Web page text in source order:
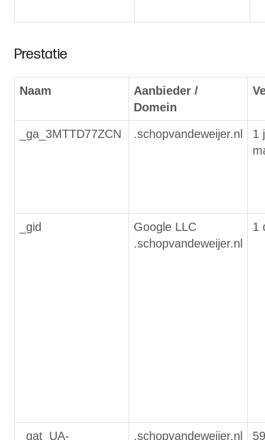
Prestatie
Naam
Aanbieder /
Domein
_ga_3MTTD77ZCN .schopvandeweijer.nl
1
_gid
Google LLC
.schopvandeweijer.nl
1
_gat_UA- .schopvandeweijer.nl